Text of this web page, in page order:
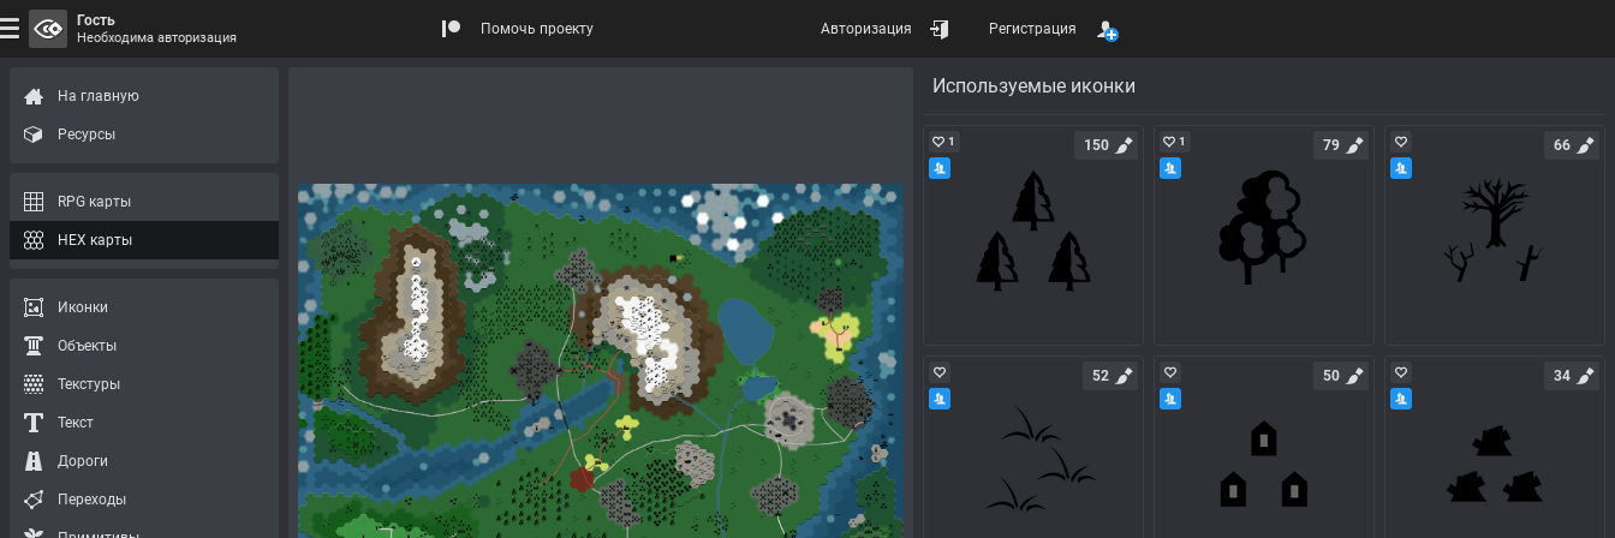
Используемые иконки
1 150 1 79 66
52 50 34
На главную
Ресурсы
RPG карты
HEX карты
Иконки
Объекты
Текстуры
Текст
Дороги
Переходы
Гость
Необходима авторизация
Помочь проекту Авторизация Регистрация